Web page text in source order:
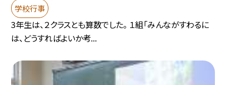
学校行事
3年生は、２クラスとも算数でした。 １組「みんながすわるに
は、どうすればよいか考...